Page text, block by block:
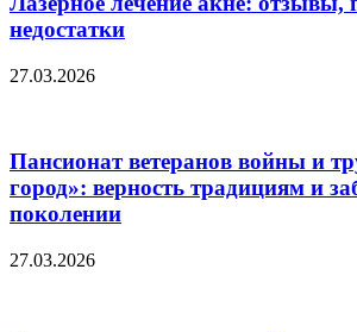
недостатки
27.03.2026
Пансионат ветеранов войны и
город»: верность традициям и
поколении
27.03.2026